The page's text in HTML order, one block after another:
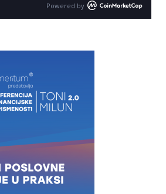
Powered by